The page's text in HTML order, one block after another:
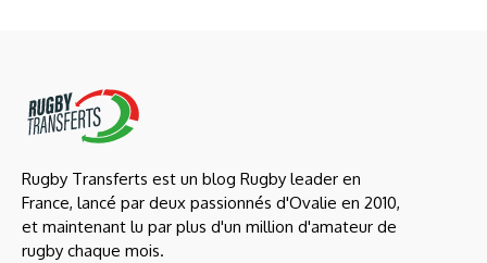
Rugby Transferts est un blog Rugby leader en
France, lancé par deux passionnés d'Ovalie en 2010,
et maintenant lu par plus d'un million d'amateur de
rugby chaque mois.